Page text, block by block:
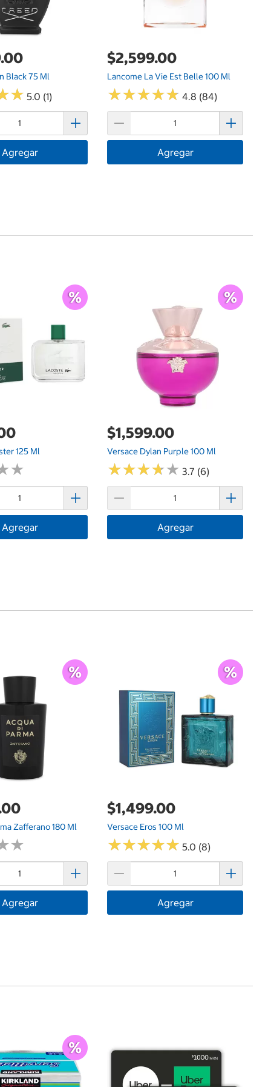
Black 75 Ml
★
★ 5.0 (1)
Agregar
$2,599.00
Lancome La Vie Est Belle 100 Ml
★★★★★
★★★★★ 4.8 (84)
Agregar
125 Ml
★
★
Agregar
$1,599.00
Versace Dylan Purple 100 Ml
★★★★★
★★★★★ 3.7 (6)
Agregar
Zafferano 180 Ml
★
★
Agregar
$1,499.00
Versace Eros 100 Ml
★★★★★
★★★★★ 5.0 (8)
Agregar